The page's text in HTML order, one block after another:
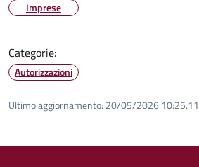
Imprese
Categorie:
Autorizzazioni
Ultimo aggiornamento: 20/05/2026 10:25.11